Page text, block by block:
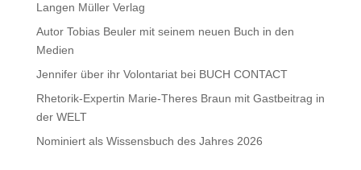
Langen Müller Verlag
Autor Tobias Beuler mit seinem neuen Buch in den
Medien
Jennifer über ihr Volontariat bei BUCH CONTACT
Rhetorik-Expertin Marie-Theres Braun mit Gastbeitrag in
der WELT
Nominiert als Wissensbuch des Jahres 2026